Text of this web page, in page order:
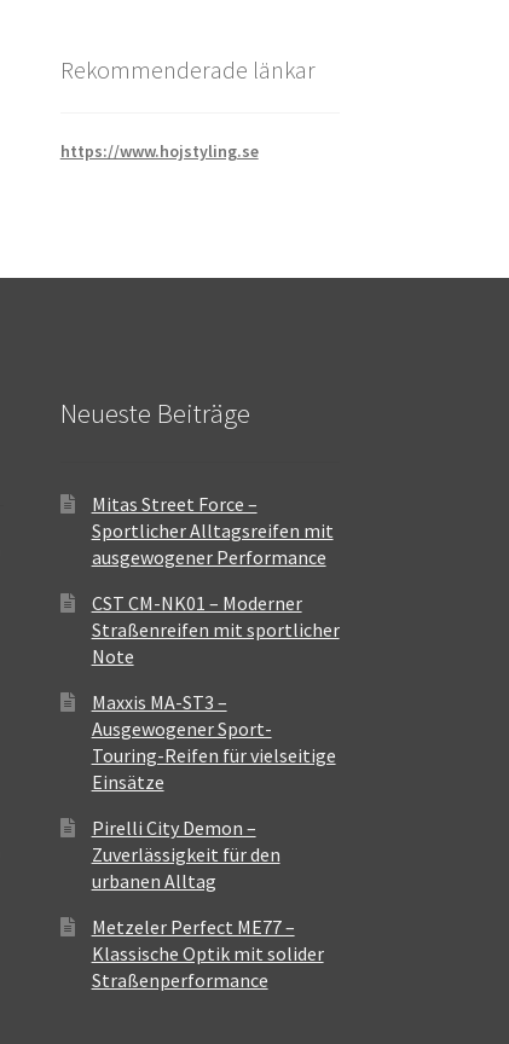
Rekommenderade länkar
https://www.hojstyling.se
Neueste Beiträge
Mitas Street Force –
Sportlicher Alltagsreifen mit
ausgewogener Performance
CST CM-NK01 – Moderner
Straßenreifen mit sportlicher
Note
Maxxis MA-ST3 –
Ausgewogener Sport-
Touring-Reifen für vielseitige
Einsätze
Pirelli City Demon –
Zuverlässigkeit für den
urbanen Alltag
Metzeler Perfect ME77 –
Klassische Optik mit solider
Straßenperformance